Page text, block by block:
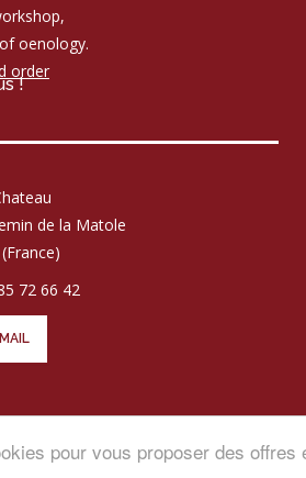
pour vous proposer des
oenology.
order
!
de la Matole
72 66 42